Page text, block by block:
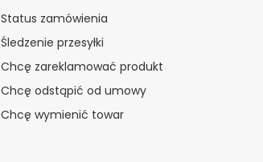
Status zamówienia
Śledzenie przesyłki
Chcę zareklamować produkt
Chcę odstąpić od umowy
Chcę wymienić towar